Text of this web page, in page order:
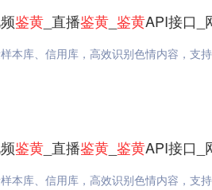
鉴黄 _直播鉴黄 鉴黄API接口_
本库、信用库，高效识别色情内容，支
鉴黄 _直播鉴黄 鉴黄API接口_
本库、信用库，高效识别色情内容，支